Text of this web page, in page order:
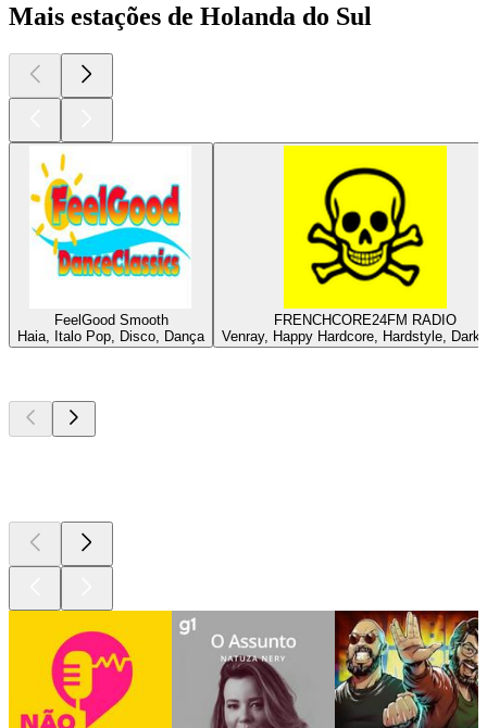
Mais estações de Holanda do Sul
FeelGood Smooth
Haia, Italo Pop, Disco, Dança
FRENCHCORE24FM RADIO
Venray, Happy Hardcore, Hardstyle,